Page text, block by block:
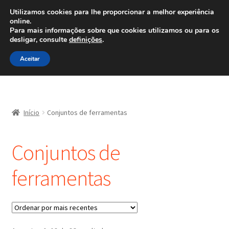
ENVIO a partir de 7 EUR
Ligue para 800 500 626 diariamente
Ir
para
a
Saltar
para
o
Confira
Contato
Minha conta
Início Conjuntos de ferramentas
Conjuntos de
ferramentas
Utilizamos cookies para lhe proporcionar a melhor experiência
online.
Para mais informações sobre que cookies utilizamos ou para os
desligar, consulte definições.
Aceitar